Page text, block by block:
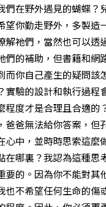
們在野外遇見的蝴蝶？
望你勤走野外，多製造
解祂們，當然也可以透
們的補助，但書籍和網
而你自己產生的疑問該
實驗的設計和執行過程
程度才是合理且合適的
爸爸無法給你答案，但
心中，並時時思索這麼
在哪裏？我認為這種思
要的。因為你不能對其
也不希望任何生命的傷